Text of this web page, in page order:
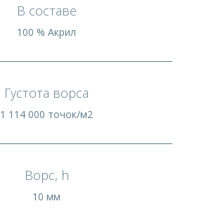
В составе
100 % Акрил
Густота ворса
1 114 000 точок/м2
Ворс, h
10 мм